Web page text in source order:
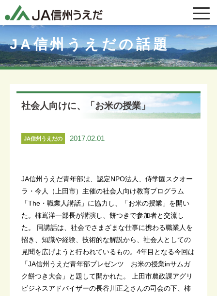
JA信州うえだの話題
社会人向けに、「お米の授業」
JA信州うえだの
2017.02.01
JA信州うえだ青年部は、認定NPO法人、侍学園スクオー
ラ・今人（上田市）主催の社会人向け教育プログラム
「The・職業人講話」に協力し、「お米の授業」を開い
た。柿嶌洋一部長が講演し、餅つきで参加者と交流し
た。 同講話は、社会でさまざまな仕事に携わる職業人を
招き、知識や経験、技術的な解説から、社会人としての
見聞を広げようと行われているもの。4年目となる今回は
「JA信州うえだ青年部プレゼンツ お米の授業inサムガ
ク餅つき大会」と題して開かれた。 上田市農政課アグリ
ビジネスアドバイザーの長谷川正之さんの司会の下、柿